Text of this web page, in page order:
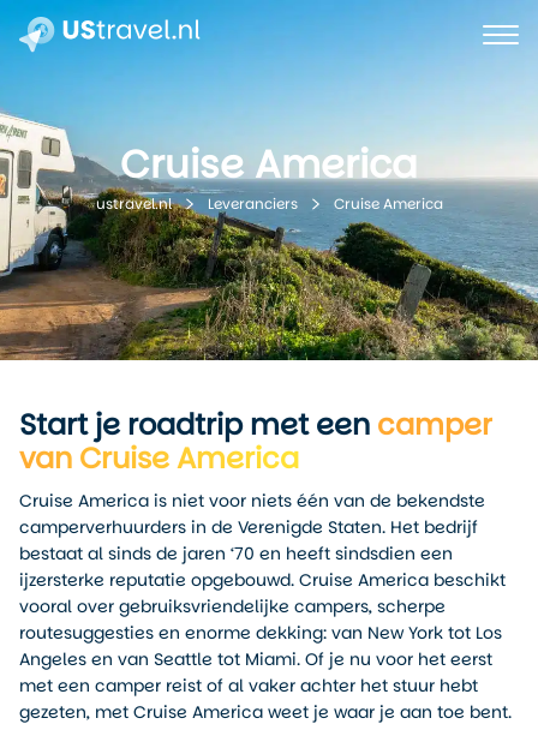
Cruise America
ustravel.nl Leveranciers Cruise America
Start je roadtrip met een camper
van Cruise America
Cruise America is niet voor niets één van de bekendste
camperverhuurders in de Verenigde Staten. Het bedrijf
bestaat al sinds de jaren ‘70 en heeft sindsdien een
ijzersterke reputatie opgebouwd. Cruise America beschikt
vooral over gebruiksvriendelijke campers, scherpe
routesuggesties en enorme dekking: van New York tot Los
Angeles en van Seattle tot Miami. Of je nu voor het eerst
met een camper reist of al vaker achter het stuur hebt
gezeten, met Cruise America weet je waar je aan toe bent.